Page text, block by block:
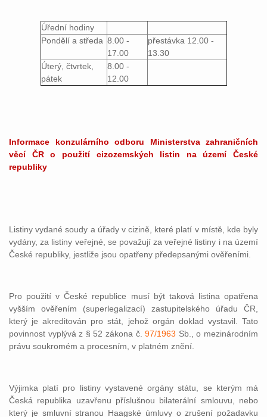
Úřední hodiny
Pondělí a středa 8.00 -
17.00
přestávka 12.00 -
13.30
Úterý, čtvrtek,
pátek
8.00 -
12.00
Informace konzulárního odboru Ministerstva zahraničních
věcí ČR o použití cizozemských listin na území České
republiky
Listiny vydané soudy a úřady v cizině, které platí v místě, kde byly
vydány, za listiny veřejné, se považují za veřejné listiny i na území
České republiky, jestliže jsou opatřeny předepsanými ověřeními.
Pro použití v České republice musí být taková listina opatřena
vyšším ověřením (superlegalizací) zastupitelského úřadu ČR,
který je akreditován pro stát, jehož orgán doklad vystavil. Tato
povinnost vyplývá z § 52 zákona č.97/1963 Sb., o mezinárodním
právu soukromém a procesním, v platném znění.
Výjimka platí pro listiny vystavené orgány státu, se kterým má
Česká republika uzavřenu příslušnou bilaterální smlouvu, nebo
který je smluvní stranou Haagské úmluvy o zrušení požadavku